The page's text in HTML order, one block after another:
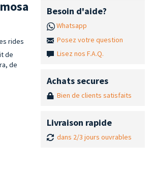
rides
de
de
Besoin d'aide?
Whatsapp
Posez votre question
Lisez nos F.A.Q.
Achats secures
Bien de clients satisfaits
Livraison rapide
dans 2/3 jours ouvrables